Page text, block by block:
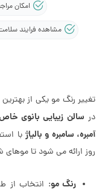
امکان
مشاهده فرایند
تغییر رنگ مو یکی از
در سالن زیبایی بانوی
آمبره، سامبره و بالیاژبا
روز ارائه می شود تا موهای
رنگ مو: انتخاب از